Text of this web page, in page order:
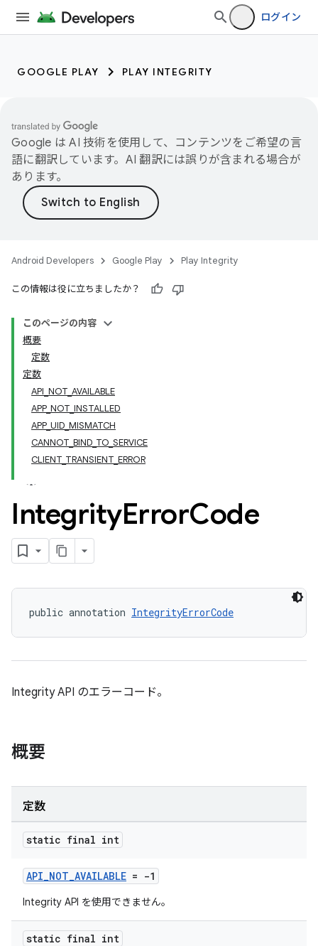
ログイン
GOOGLE PLAY PLAY INTEGRITY
Google は AI 技術を使用して、コンテンツをご希望の言
語に翻訳しています。AI 翻訳には誤りが含まれる場合が
あります。
Android Developers Google Play Play Integrity
この情報は役に立ちましたか？
このページの内容
概要
定数
定数
API_NOT_AVAILABLE
APP_NOT_INSTALLED
APP_UID_MISMATCH
CANNOT_BIND_TO_SERVICE
CLIENT_TRANSIENT_ERROR
IntegrityErrorCode
public annotation IntegrityErrorCode
Integrity API のエラーコード。
概要
定数
static final int
API_NOT_AVAILABLE = -1
Integrity API を使用できません。
static final int